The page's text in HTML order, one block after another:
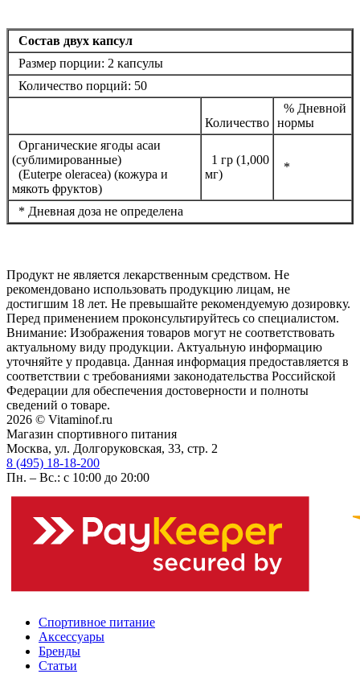
Состав двух капсул
Размер порции: 2 капсулы
Количество порций: 50
Количество
% Дневной
нормы
Органические ягоды асаи
(сублимированные)
(Euterpe oleracea) (кожура и
мякоть фруктов)
1 гр (1,000
мг)
*
* Дневная доза не определена
Продукт не является лекарственным средством. Не
рекомендовано использовать продукцию лицам, не
достигшим 18 лет. Не превышайте рекомендуемую дозировку.
Перед применением проконсультируйтесь со специалистом.
Внимание: Изображения товаров могут не соответствовать
актуальному виду продукции. Актуальную информацию
уточняйте у продавца. Данная информация предоставляется в
соответствии с требованиями законодательства Российской
Федерации для обеспечения достоверности и полноты
сведений о товаре.
2026 © Vitaminof.ru
Магазин спортивного питания
Москва, ул. Долгоруковская, 33, стр. 2
8 (495) 18-18-200
Пн. – Вс.: с 10:00 до 20:00
Спортивное питание
Аксессуары
Бренды
Статьи